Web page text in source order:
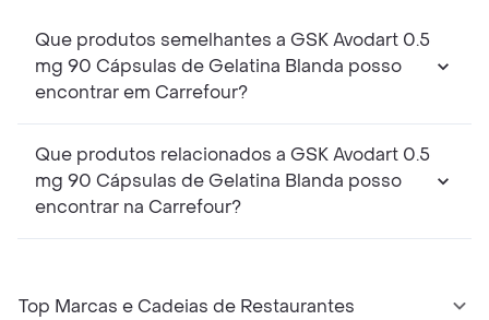
Que produtos semelhantes a GSK Avodart 0.5
mg 90 Cápsulas de Gelatina Blanda posso
encontrar em Carrefour?
Que produtos relacionados a GSK Avodart 0.5
mg 90 Cápsulas de Gelatina Blanda posso
encontrar na Carrefour?
Top Marcas e Cadeias de Restaurantes